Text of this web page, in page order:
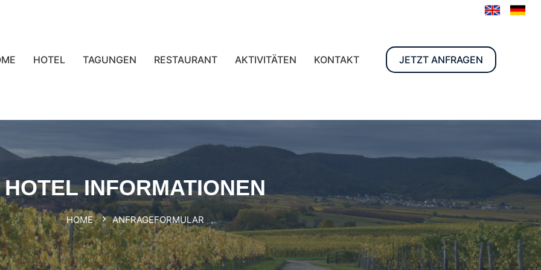
HOTEL TAGUNGEN RESTAURANT AKTIVITÄTEN KONTAKT JETZT ANFRAGEN
HOTEL INFORMATIONEN
HOME ANFRAGEFORMULAR